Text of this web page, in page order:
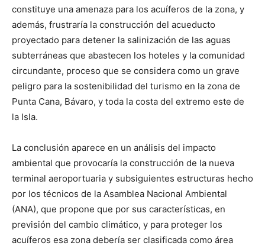
constituye una amenaza para los acuíferos de la zona, y
además, frustraría la construcción del acueducto
proyectado para detener la salinización de las aguas
subterráneas que abastecen los hoteles y la comunidad
circundante, proceso que se considera como un grave
peligro para la sostenibilidad del turismo en la zona de
Punta Cana, Bávaro, y toda la costa del extremo este de
la Isla.
La conclusión aparece en un análisis del impacto
ambiental que provocaría la construcción de la nueva
terminal aeroportuaria y subsiguientes estructuras hecho
por los técnicos de la Asamblea Nacional Ambiental
(ANA), que propone que por sus características, en
previsión del cambio climático, y para proteger los
acuíferos esa zona debería ser clasificada como área